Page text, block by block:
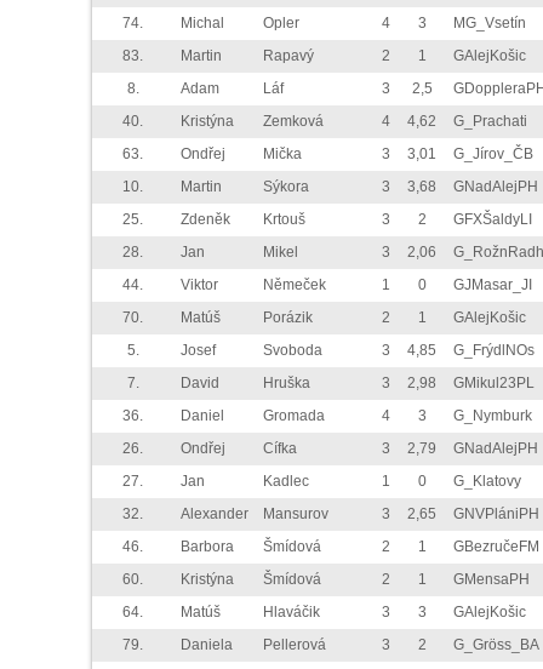
74.
Michal Opler 4 3
MG_Vsetín
83.
Martin Rapavý 2 1
GAlejKošic
8.
Adam Láf 3 2,5
40.
Kristýna Zemková 4 4,62
G_Prachati
63.
Ondřej Mička 3 3,01
G_Jírov_ČB
10.
Martin Sýkora 3 3,68
GNadAlejPH
25.
Zdeněk Krtouš 3 2
GFXŠaldyLI
28.
Jan Mikel 3 2,06
G_RožnRadh
44.
Viktor Němeček 1 0
GJMasar_JI
70.
Matúš Porázik 2 1
GAlejKošic
5.
Josef Svoboda 3 4,85
G_FrýdlNOs
7.
David Hruška 3 2,98
GMikul23PL
36.
Daniel Gromada 4 3
G_Nymburk
26.
Ondřej Cífka 3 2,79
GNadAlejPH
27.
Jan Kadlec 1 0
G_Klatovy
32.
Alexander Mansurov 3 2,65
GNVPlániPH
46.
Barbora Šmídová 2 1
GBezručeFM
60.
Kristýna Šmídová 2 1
GMensaPH
64.
Matúš Hlaváčik 3 3
GAlejKošic
79.
Daniela Pellerová 3 2
G_Gröss_BA